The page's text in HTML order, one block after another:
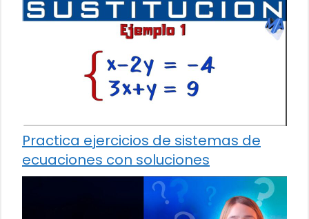
Practica ejercicios de sistemas de
ecuaciones con soluciones